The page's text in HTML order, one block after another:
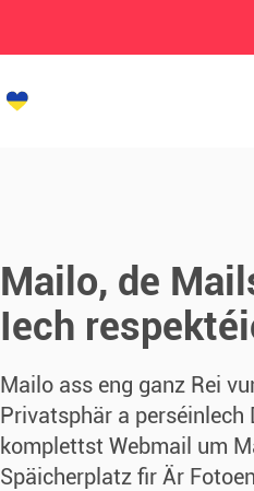
Mailo, de
Iech
Mailo ass eng ganz Rei
Privatsphär a perséinlech
komplettst Webmail um
Späicherplatz fir Är